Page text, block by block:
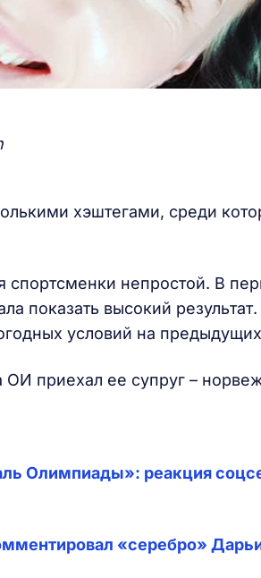
хэштегами, среди
спортсменки непростой. В
показать высокий
условий на
ОИ приехал ее супруг –
Олимпиады»: реакция
«серебро»